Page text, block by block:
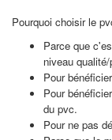
Pourquoi choisir le
Parce que
niveau
Pour
Pour
du pvc.
Pour ne pas